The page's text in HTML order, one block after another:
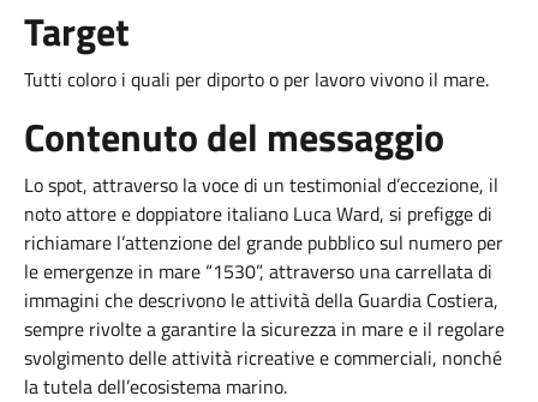
Target
Tutti coloro i quali per diporto o per lavoro vivono il mare.
Contenuto del messaggio
Lo spot, attraverso la voce di un testimonial d’eccezione, il
noto attore e doppiatore italiano Luca Ward, si prefigge di
richiamare l’attenzione del grande pubblico sul numero per
le emergenze in mare “1530”, attraverso una carrellata di
immagini che descrivono le attività della Guardia Costiera,
sempre rivolte a garantire la sicurezza in mare e il regolare
svolgimento delle attività ricreative e commerciali, nonché
la tutela dell’ecosistema marino.